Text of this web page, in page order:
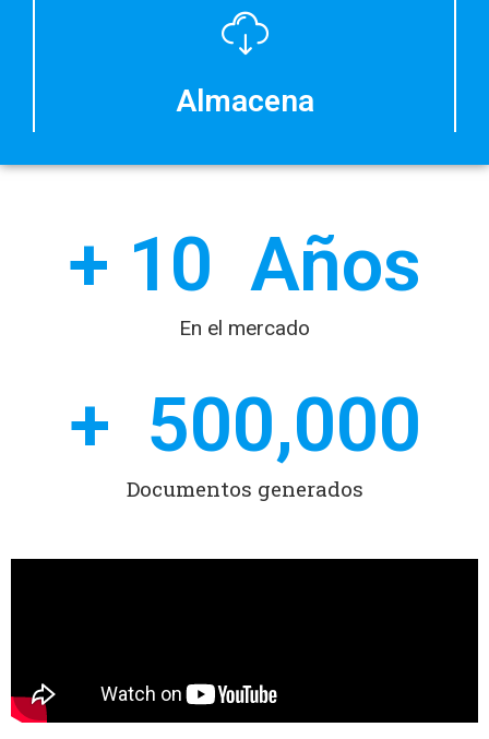
Almacena
En el mercado
+ 10
  Años
Documentos generados
+ 500,000